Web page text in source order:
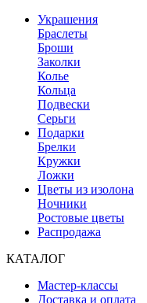
Украшения
Браслеты
Броши
Заколки
Колье
Кольца
Подвески
Серьги
Подарки
Брелки
Кружки
Ложки
Цветы из изолона
Ночники
Ростовые цветы
Распродажа
КАТАЛОГ
Мастер-классы
Доставка и оплата